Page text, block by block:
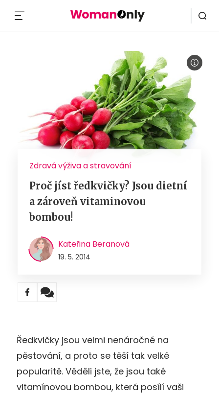
Zdravá výživa a stravování
Proč jíst ředkvičky? Jsou dietní
a zároveň vitaminovou
bombou!
Kateřina Beranová
19. 5. 2014
Ředkvičky jsou velmi nenáročné na
pěstování, a proto se těší tak velké
popularitě. Věděli jste, že jsou také
vitamínovou bombou, která posílí vaši